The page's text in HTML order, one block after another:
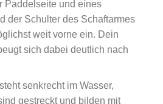
Paddelseite und eines
der Schulter des Schaftarmes
weit vorne ein. Dein
sich dabei deutlich nach
senkrecht im Wasser,
gestreckt und bilden mit